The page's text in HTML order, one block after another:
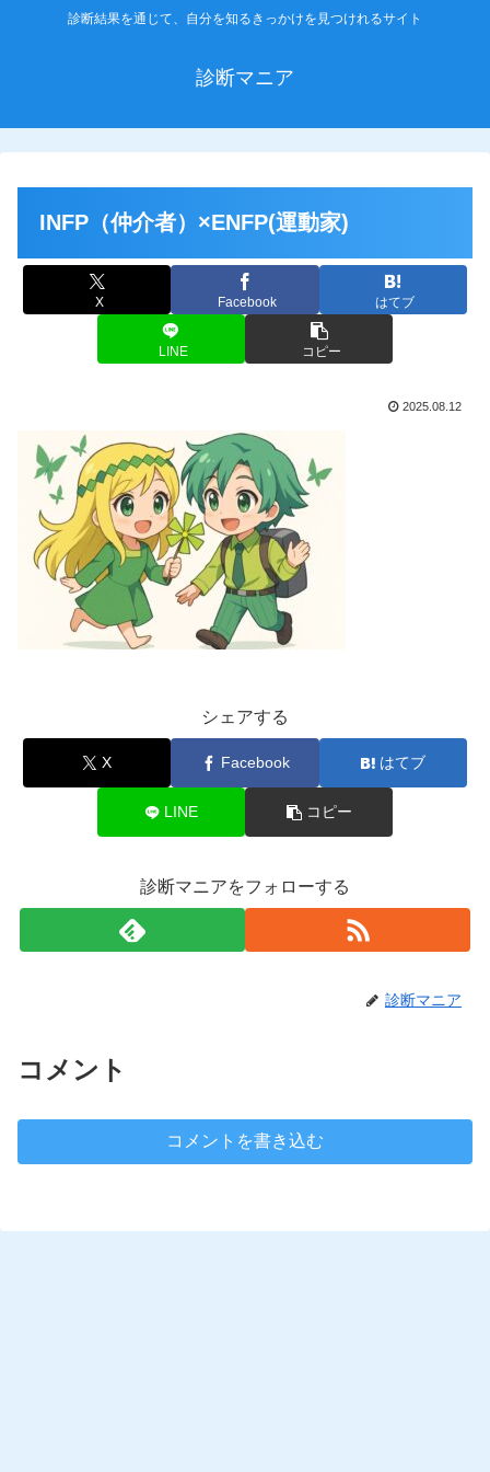
診断結果を通じて、自分を知るきっかけを見つけれるサイト
診断マニア
INFP（仲介者）×ENFP(運動家)
X Facebook はてブ
LINE コピー
2025.08.12
シェアする
X Facebook はてブ
LINE コピー
診断マニアをフォローする
診断マニア
コメント
コメントを書き込む